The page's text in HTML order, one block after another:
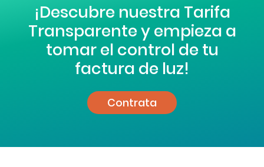
¡Descubre nuestra Tarifa
Transparente y empieza a
tomar el control de tu
factura de luz!
Contrata